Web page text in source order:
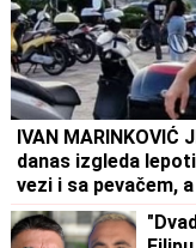
IVAN MARINKOVIĆ
danas izgleda
vezi i sa pevačem,